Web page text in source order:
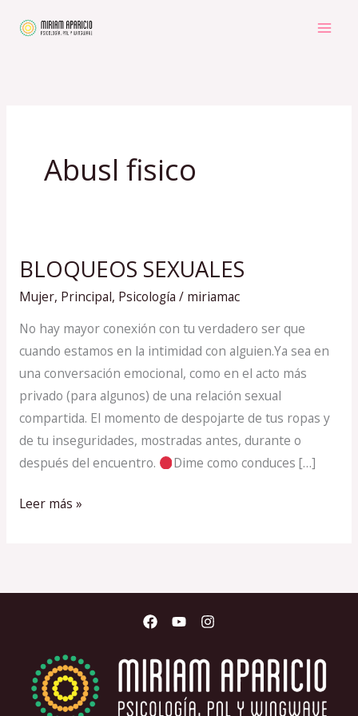
Abusl fisico
BLOQUEOS SEXUALES
Mujer, Principal, Psicología / miriamac
No hay mayor conexión con tu verdadero ser que
cuando estamos en la intimidad con alguien.Ya sea en
una conversación emocional, como en el acto más
privado (para algunos) de una relación sexual
compartida. El momento de despojarte de tus ropas y
de tu inseguridades, mostradas antes, durante o
después del encuentro.
Dime como conduces […]
BLOQUEOS
SEXUALES
Leer más »